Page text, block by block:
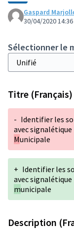
Gaspard
30/04/2020 14:36
Sélectionner le
Titre (Français)
- Identifier les
avec
Municipale
+ Identifier les
avec
municipale
Description